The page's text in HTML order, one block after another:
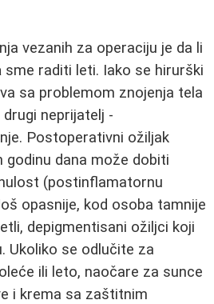
vezanih za operaciju je da li
sme raditi leti. Iako se hirurški
sa problemom znojenja tela
neprijatelj -
Postoperativni ožiljak
godinu dana može dobiti
(postinflamatornu
opasnije, kod osoba tamnije
depigmentisani ožiljci koji
Ukoliko se odlučite za
ili leto, naočare za sunce
i krema sa zaštitnim